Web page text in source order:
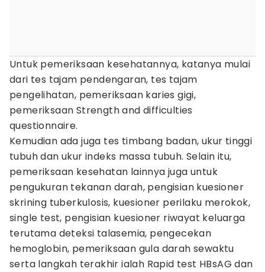
Untuk pemeriksaan kesehatannya, katanya mulai
dari tes tajam pendengaran, tes tajam
pengelihatan, pemeriksaan karies gigi,
pemeriksaan Strength and difficulties
questionnaire.
Kemudian ada juga tes timbang badan, ukur tinggi
tubuh dan ukur indeks massa tubuh. Selain itu,
pemeriksaan kesehatan lainnya juga untuk
pengukuran tekanan darah, pengisian kuesioner
skrining tuberkulosis, kuesioner perilaku merokok,
single test, pengisian kuesioner riwayat keluarga
terutama deteksi talasemia, pengecekan
hemoglobin, pemeriksaan gula darah sewaktu
serta langkah terakhir ialah Rapid test HBsAG dan